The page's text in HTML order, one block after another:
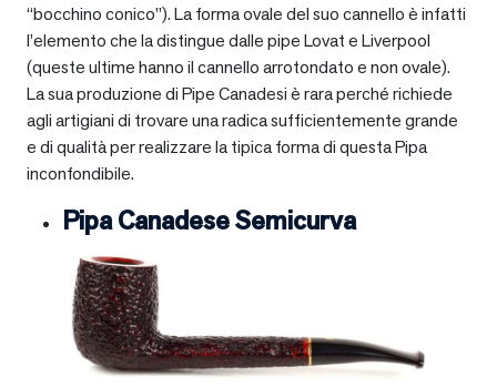
“bocchino conico”). La forma ovale del suo cannello è infatti
l’elemento che la distingue dalle pipe Lovat e Liverpool
(queste ultime hanno il cannello arrotondato e non ovale).
La sua produzione di Pipe Canadesi è rara perché richiede
agli artigiani di trovare una radica sufficientemente grande
e di qualità per realizzare la tipica forma di questa Pipa
inconfondibile.
Pipa Canadese Semicurva